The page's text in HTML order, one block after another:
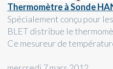
Thermomètre à Sonde
Spécialement conçu pour
BLET distribue le
Ce mesureur de